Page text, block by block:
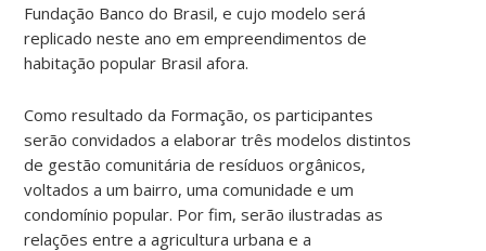
Fundação Banco do Brasil, e cujo modelo será
replicado neste ano em empreendimentos de
habitação popular Brasil afora.
Como resultado da Formação, os participantes
serão convidados a elaborar três modelos distintos
de gestão comunitária de resíduos orgânicos,
voltados a um bairro, uma comunidade e um
condomínio popular. Por fim, serão ilustradas as
relações entre a agricultura urbana e a